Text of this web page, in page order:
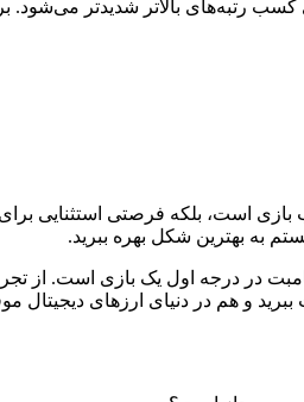
است، بلکه فرصتی استثنایی
به بهترین شکل بهره ببرید.
در درجه اول یک بازی است. از
و هم در دنیای ارزهای دیجیتال